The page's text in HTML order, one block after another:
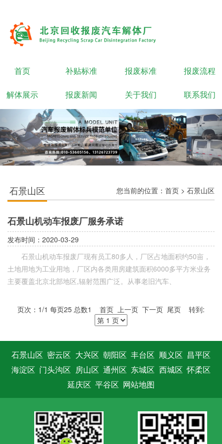
首页 补贴标准 报废标准 报废流程
解体展示 报废新闻 关于我们 联系我们
石景山区 您当前的位置： 首页 > 石景山区
石景山机动车报废厂服务承诺
发布时间：2020-03-29
石景山机动车报废厂现有员工80多人，厂区占地面积约50亩，
土地用地为工业用地，厂区内各类用房建筑面积6000多平方米业务
主要覆盖北京北部地区,辐射范围广泛。从事老旧汽车、
页次：1/1 每页25 总数1 首页 上一页 下一页 尾页 转到:
石景山区 密云区 大兴区 朝阳区 丰台区 顺义区 昌平区
海淀区 门头沟区 房山区 通州区 东城区 西城区 怀柔区
延庆区 平谷区 网站地图